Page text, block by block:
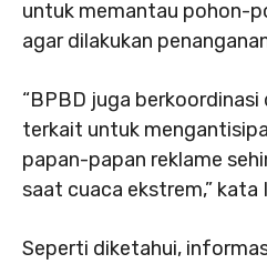
untuk memantau pohon-
agar dilakukan
“BPBD juga berkoordinasi
terkait untuk
papan-papan reklame
saat cuaca ekstrem,” kata
Seperti diketahui,